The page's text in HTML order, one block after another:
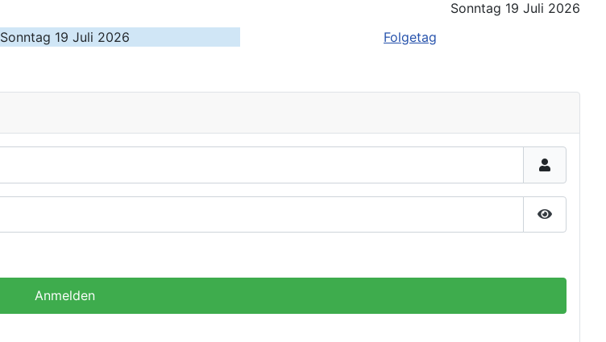
Sonntag 19 Juli 2026
Sonntag 19 Juli 2026
Folgetag
Passwort
Anmelden